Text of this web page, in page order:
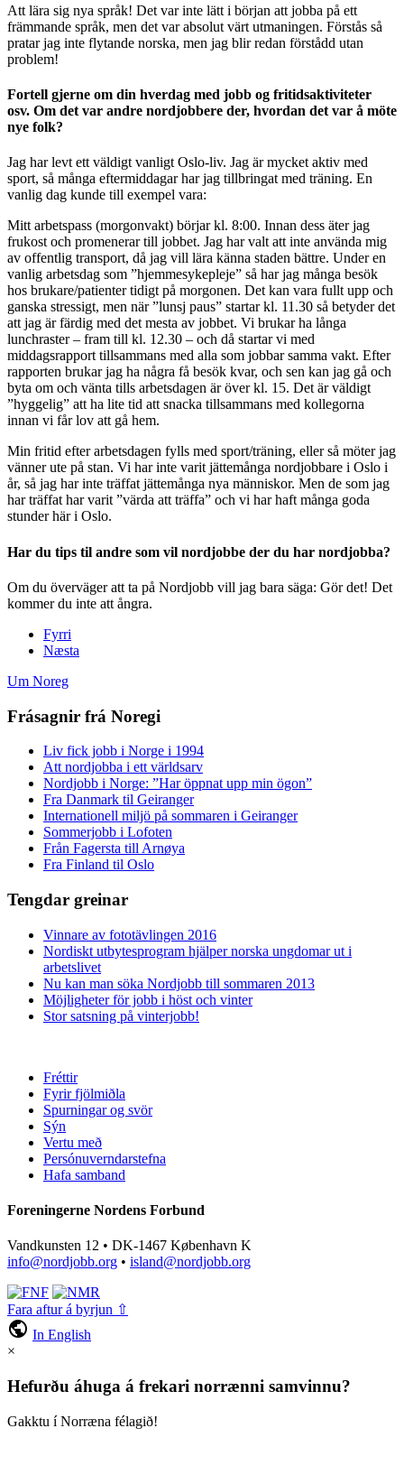
Att lära sig nya språk! Det var inte lätt i början att jobba på ett
främmande språk, men det var absolut värt utmaningen. Förstås så
pratar jag inte flytande norska, men jag blir redan förstådd utan
problem!
Fortell gjerne om din hverdag med jobb og fritidsaktiviteter
osv. Om det var andre nordjobbere der, hvordan det var å möte
nye folk?
Jag har levt ett väldigt vanligt Oslo-liv. Jag är mycket aktiv med
sport, så många eftermiddagar har jag tillbringat med träning. En
vanlig dag kunde till exempel vara:
Mitt arbetspass (morgonvakt) börjar kl. 8:00. Innan dess äter jag
frukost och promenerar till jobbet. Jag har valt att inte använda mig
av offentlig transport, då jag vill lära känna staden bättre. Under en
vanlig arbetsdag som ”hjemmesykepleje” så har jag många besök
hos brukare/patienter tidigt på morgonen. Det kan vara fullt upp och
ganska stressigt, men när ”lunsj paus” startar kl. 11.30 så betyder det
att jag är färdig med det mesta av jobbet. Vi brukar ha långa
lunchraster – fram till kl. 12.30 – och då startar vi med
middagsrapport tillsammans med alla som jobbar samma vakt. Efter
rapporten brukar jag ha några få besök kvar, och sen kan jag gå och
byta om och vänta tills arbetsdagen är över kl. 15. Det är väldigt
”hyggelig” att ha lite tid att snacka tillsammans med kollegorna
innan vi får lov att gå hem.
Min fritid efter arbetsdagen fylls med sport/träning, eller så möter jag
vänner ute på stan. Vi har inte varit jättemånga nordjobbare i Oslo i
år, så jag har inte träffat jättemånga nya människor. Men de som jag
har träffat har varit ”värda att träffa” och vi har haft många goda
stunder här i Oslo.
Har du tips til andre som vil nordjobbe der du har nordjobba?
Om du överväger att ta på Nordjobb vill jag bara säga: Gör det! Det
kommer du inte att ångra.
Fyrri
Næsta
Um Noreg
Frásagnir frá Noregi
Liv fick jobb i Norge i 1994
Att nordjobba i ett världsarv
Nordjobb i Norge: ”Har öppnat upp min ögon”
Fra Danmark til Geiranger
Internationell miljö på sommaren i Geiranger
Sommerjobb i Lofoten
Från Fagersta till Arnøya
Fra Finland til Oslo
Tengdar greinar
Vinnare av fototävlingen 2016
Nordiskt utbytesprogram hjälper norska ungdomar ut i
arbetslivet
Nu kan man söka Nordjobb till sommaren 2013
Möjligheter för jobb i höst och vinter
Stor satsning på vinterjobb!
Fréttir
Fyrir fjölmiðla
Spurningar og svör
Sýn
Vertu með
Persónuverndarstefna
Hafa samband
Foreningerne Nordens Forbund
Vandkunsten 12 • DK-1467 København K
info@nordjobb.org • island@nordjobb.org
Fara aftur á byrjun ⇧
public In English
×
Hefurðu áhuga á frekari norrænni samvinnu?
Gakktu í Norræna félagið!